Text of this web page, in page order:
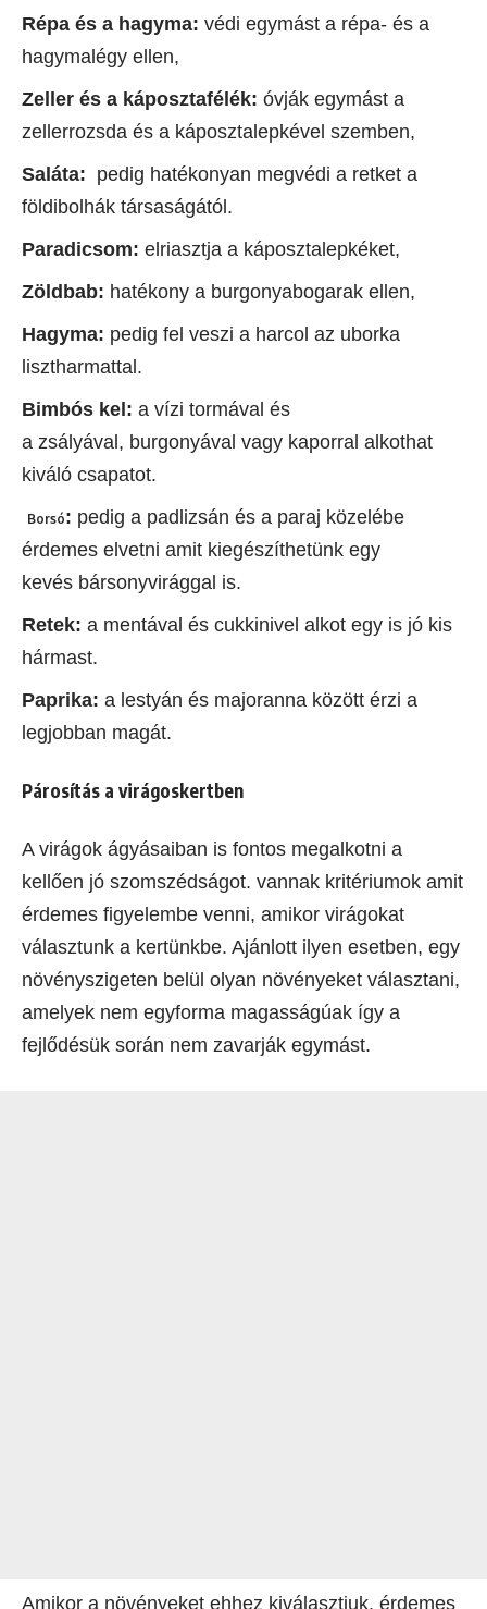
Répa és a hagyma: védi egymást a répa- és a
hagymalégy ellen,
Zeller és a káposztafélék: óvják egymást a
zellerrozsda és a káposztalepkével szemben,
Saláta: pedig hatékonyan megvédi a retket a
földibolhák társaságától.
Paradicsom: elriasztja a káposztalepkéket,
Zöldbab: hatékony a burgonyabogarak ellen,
Hagyma: pedig fel veszi a harcol az uborka
lisztharmattal.
Bimbós kel: a vízi tormával és
a zsályával, burgonyával vagy kaporral alkothat
kiváló csapatot.
Borsó: pedig a padlizsán és a paraj közelébe
érdemes elvetni amit kiegészíthetünk egy
kevés bársonyvirággal is.
Retek: a mentával és cukkinivel alkot egy is jó kis
hármast.
Paprika: a lestyán és majoranna között érzi a
legjobban magát.
Párosítás a virágoskertben
A virágok ágyásaiban is fontos megalkotni a
kellően jó szomszédságot. vannak kritériumok amit
érdemes figyelembe venni, amikor virágokat
választunk a kertünkbe. Ajánlott ilyen esetben, egy
növényszigeten belül olyan növényeket választani,
amelyek nem egyforma magasságúak így a
fejlődésük során nem zavarják egymást.
Amikor a növényeket ehhez kiválasztjuk, érdemes